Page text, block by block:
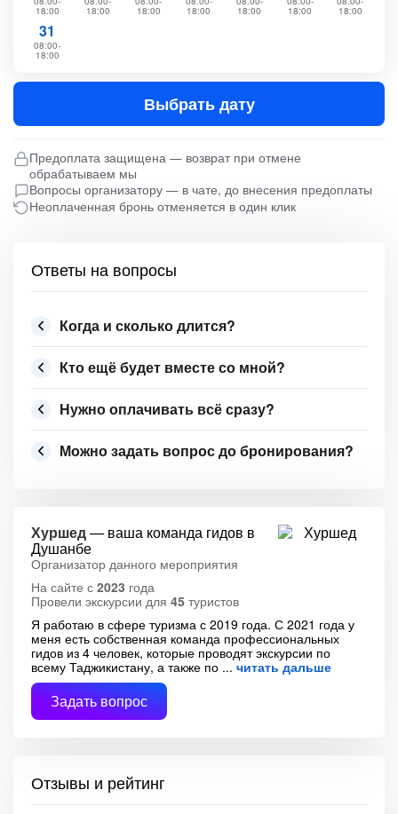
18:00 18:00 18:00 18:00 18:00 18:00 18:00
31
08:00-
18:00
Выбрать дату
Предоплата защищена — возврат при отмене
обрабатываем мы
Вопросы организатору — в чате, до внесения предоплаты
Неоплаченная бронь отменяется в один клик
Ответы на вопросы
Когда и сколько длится?
Кто ещё будет вместе со мной?
Нужно оплачивать всё сразу?
Можно задать вопрос до бронирования?
Хуршед— ваша команда гидов в
Душанбе
Организатор данного мероприятия
На сайте с 2023 года
Провели экскурсии для 45 туристов
Я работаю в сфере туризма с 2019 года. С 2021 года у
меня есть собственная команда профессиональных
гидов из 4 человек, которые проводят экскурсии по
всему Таджикистану, а также по
читать дальше
Задать вопрос
Отзывы и рейтинг